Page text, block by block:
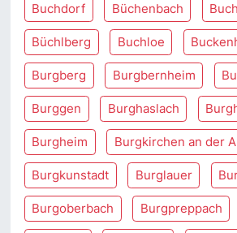
Buchdorf Büchenbach
Büchlberg Buchloe
Burgberg Burgbernheim
Burggen Burghaslach
Burgheim Burgkirchen an der
Burgkunstadt Burglauer
Burgoberbach Burgpreppach